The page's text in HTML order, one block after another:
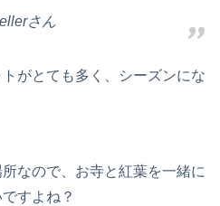
さん
がとても多く、シーズンにな
なので、お寺と紅葉を一緒に
すよね？